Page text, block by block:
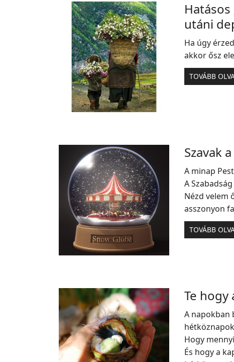
Hatásos
utáni
Ha úgy
akkor ősz
TOVÁBB
Szavak
A minap
A
Nézd velem
asszonyon
TOVÁBB
Te hogy
A napokban
Hogy
És hogy a